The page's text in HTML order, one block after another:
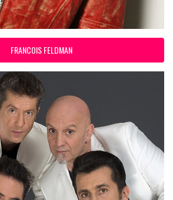
FRANCOIS FELDMAN